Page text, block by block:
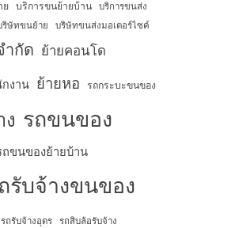
ย บริการขนย้ายบ้าน บริการขนส่ง
ริษัทขนย้าย บริษัทขนส่งมอเตอร์ไซค์
ำกัด ย้ายคอนโด
กงาน ย้ายหอ รถกระบะขนของ
ง รถขนของ
ถขนของย้ายบ้าน
รับจ้างขนของ
รถรับจ้างอุดร รถสิบล้อรับจ้าง